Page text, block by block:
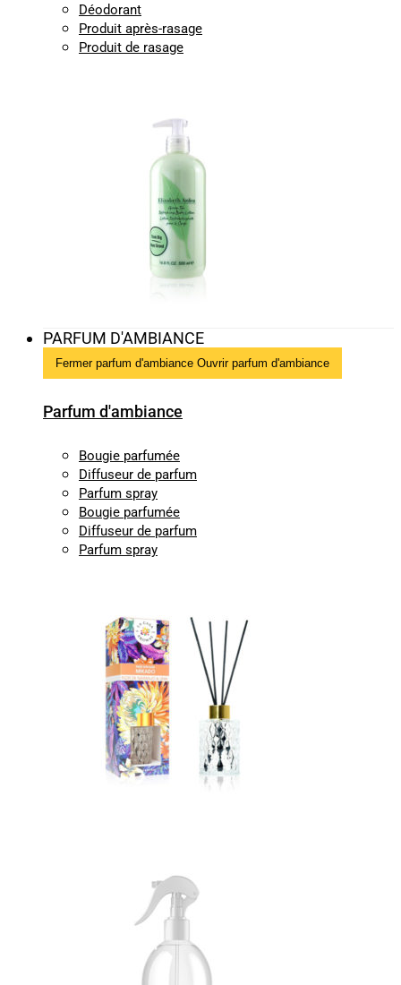
Déodorant
Produit après-rasage
Produit de rasage
PARFUM D'AMBIANCE
Fermer parfum d'ambiance Ouvrir parfum d'ambiance
Parfum d'ambiance
Bougie parfumée
Diffuseur de parfum
Parfum spray
Bougie parfumée
Diffuseur de parfum
Parfum spray